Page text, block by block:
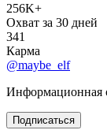
256K+
Охват за 30 дней
341
Карма
@maybe_elf
Информационная
Подписаться